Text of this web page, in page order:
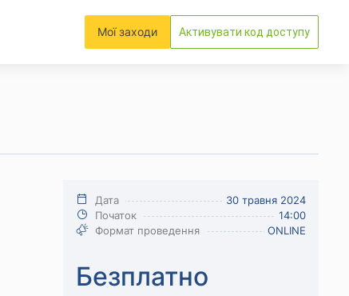
Мої заходи Активувати код доступу
Дата
30 травня 2024
Початок
14:00
Формат проведення
ONLINE
Безплатно